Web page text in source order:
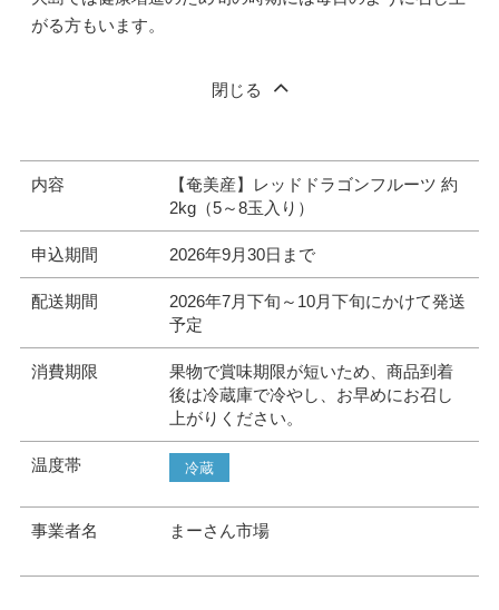
がる方もいます。
閉じる
内容
【奄美産】レッドドラゴンフルーツ 約
2kg（5～8玉入り）
申込期間 2026年9月30日まで
配送期間
2026年7月下旬～10月下旬にかけて発送
予定
消費期限
果物で賞味期限が短いため、商品到着
後は冷蔵庫で冷やし、お早めにお召し
上がりください。
温度帯 冷蔵
事業者名 まーさん市場